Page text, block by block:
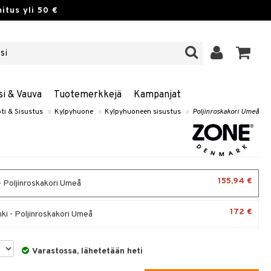
yli 50 €
& Vauva Tuotemerkkejä Kampanjat
& Sisustus » Kylpyhuone » Kylpyhuoneen sisustus » Poljinroskakori Umeå
Poljinroskakori Umeå 155,94 €
- Poljinroskakori Umeå 172 €
Varastossa, lähetetään heti